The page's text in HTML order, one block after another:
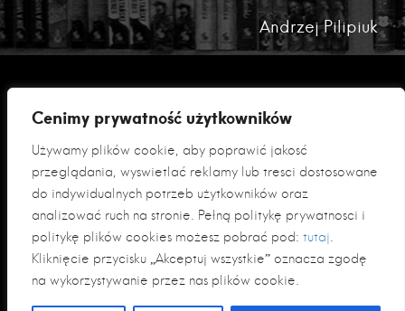
Cenimy prywatność użytkowników
Używamy plików cookie, aby poprawić jakość
przeglądania, wyświetlać reklamy lub treści dostosowane
do indywidualnych potrzeb użytkowników oraz
analizować ruch na stronie. Pełną politykę prywatności i
politykę plików cookies możesz pobrać pod: tutaj.
Kliknięcie przycisku „Akceptuj wszystkie” oznacza zgodę
na wykorzystywanie przez nas plików cookie.
Andrzej Pilipiuk
Polityka prywatności
Klauzula informacyjna RODO